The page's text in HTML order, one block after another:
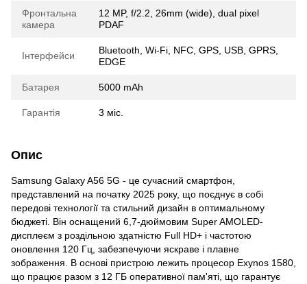
Фронтальна
камера
12 MP, f/2.2, 26mm (wide), dual pixel
PDAF
Інтерфейси
Bluetooth, Wi-Fi, NFC, GPS, USB, GPRS,
EDGE
Батарея 5000 mAh
Гарантія 3 міс.
Опис
Samsung Galaxy A56 5G - це сучасний смартфон,
представлений на початку 2025 року, що поєднує в собі
передові технології та стильний дизайн в оптимальному
бюджеті. Він оснащений 6,7-дюймовим Super AMOLED-
дисплеєм з роздільною здатністю Full HD+ і частотою
оновлення 120 Гц, забезпечуючи яскраве і плавне
зображення. В основі пристрою лежить процесор Exynos 1580,
що працює разом з 12 ГБ оперативної пам'яті, що гарантує